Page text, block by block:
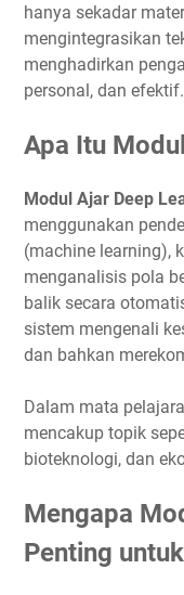
hanya sekadar
mengintegrasikan
menghadirkan
personal, dan efektif.
Apa Itu
Modul Ajar Deep
menggunakan
(machine learning),
menganalisis pola
balik secara
sistem mengenali
dan bahkan
Dalam mata
mencakup topik
bioteknologi, dan
Mengapa
Penting